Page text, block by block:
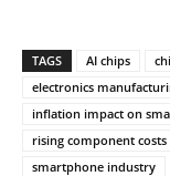
TAGS AI chips
electronics
inflation impact on
rising component costs
smartphone industry